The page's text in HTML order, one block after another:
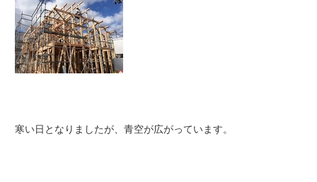
寒い日となりましたが、青空が広がっています。